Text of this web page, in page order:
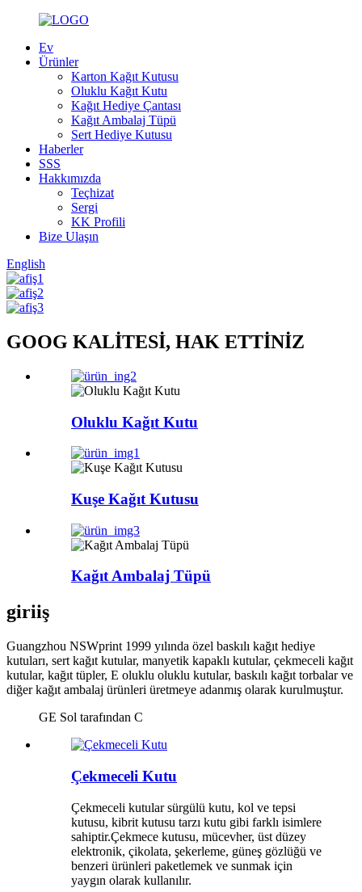
Ev
Ürünler
Karton Kağıt Kutusu
Oluklu Kağıt Kutu
Kağıt Hediye Çantası
Kağıt Ambalaj Tüpü
Sert Hediye Kutusu
Haberler
SSS
Hakkımızda
Teçhizat
Sergi
KK Profili
Bize Ulaşın
English
GOOG KALİTESİ, HAK ETTİNİZ
Oluklu Kağıt Kutu
Kuşe Kağıt Kutusu
Kağıt Ambalaj Tüpü
giriiş
Guangzhou NSWprint 1999 yılında özel baskılı kağıt hediye
kutuları, sert kağıt kutular, manyetik kapaklı kutular, çekmeceli kağıt
kutular, kağıt tüpler, E oluklu oluklu kutular, baskılı kağıt torbalar ve
diğer kağıt ambalaj ürünleri üretmeye adanmış olarak kurulmuştur.
GE Sol tarafından C
Çekmeceli Kutu
Çekmeceli kutular sürgülü kutu, kol ve tepsi
kutusu, kibrit kutusu tarzı kutu gibi farklı isimlere
sahiptir.Çekmece kutusu, mücevher, üst düzey
elektronik, çikolata, şekerleme, güneş gözlüğü ve
benzeri ürünleri paketlemek ve sunmak için
yaygın olarak kullanılır.